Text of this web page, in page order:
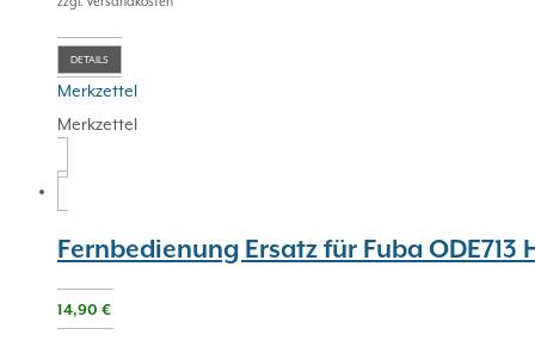
DETAILS
Merkzettel
Merkzettel
Fernbedienung Ersatz für Fuba ODE713
14,90 €